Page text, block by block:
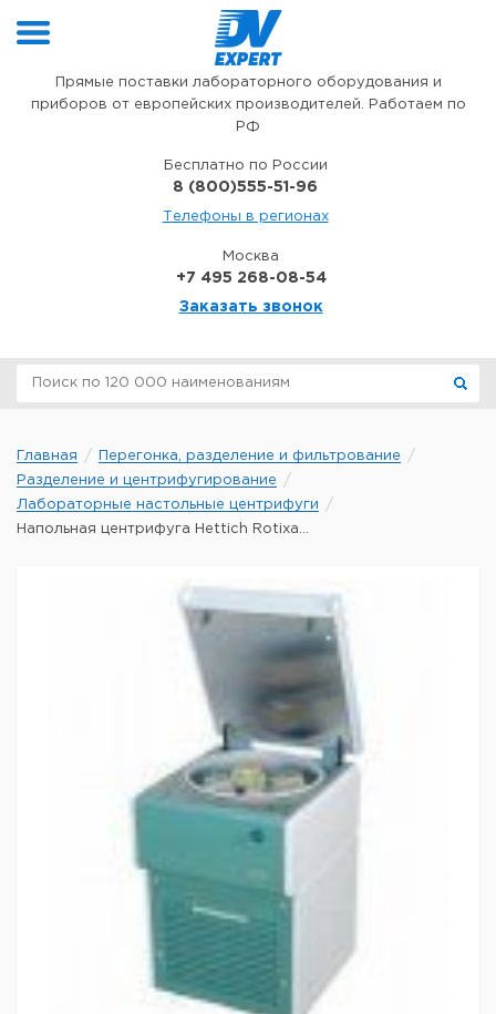
Прямые поставки лабораторного оборудования и
приборов от европейских производителей. Работаем по
РФ
Бесплатно по России
8 (800)555-51-96
Телефоны в регионах
Москва
+7 495 268-08-54
Заказать звонок
Главная
Перегонка, разделение и фильтрование
Разделение и центрифугирование
Лабораторные настольные центрифуги
Напольная центрифуга Hettich Rotixa...